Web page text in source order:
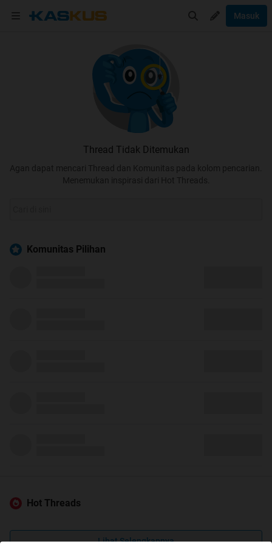
Masuk
Thread Tidak Ditemukan
Agan dapat mencari Thread dan Komunitas pada kolom pencarian.
Menemukan inspirasi dari Hot Threads.
Komunitas Pilihan
Hot Threads
Lihat Selengkapnya